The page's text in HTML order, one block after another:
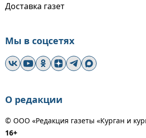
Доставка газет
Мы в соцсетях
О редакции
© ООО «Редакция газеты «Курган и
16+